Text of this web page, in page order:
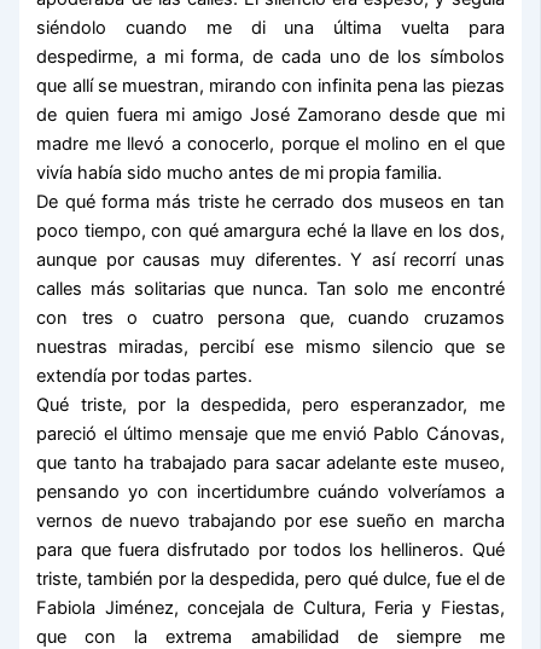
siéndolo cuando me di una última vuelta para
despedirme, a mi forma, de cada uno de los símbolos
que allí se muestran, mirando con infinita pena las piezas
de quien fuera mi amigo José Zamorano desde que mi
madre me llevó a conocerlo, porque el molino en el que
vivía había sido mucho antes de mi propia familia.
De qué forma más triste he cerrado dos museos en tan
poco tiempo, con qué amargura eché la llave en los dos,
aunque por causas muy diferentes. Y así recorrí unas
calles más solitarias que nunca. Tan solo me encontré
con tres o cuatro persona que, cuando cruzamos
nuestras miradas, percibí ese mismo silencio que se
extendía por todas partes.
Qué triste, por la despedida, pero esperanzador, me
pareció el último mensaje que me envió Pablo Cánovas,
que tanto ha trabajado para sacar adelante este museo,
pensando yo con incertidumbre cuándo volveríamos a
vernos de nuevo trabajando por ese sueño en marcha
para que fuera disfrutado por todos los hellineros. Qué
triste, también por la despedida, pero qué dulce, fue el de
Fabiola Jiménez, concejala de Cultura, Feria y Fiestas,
que con la extrema amabilidad de siempre me